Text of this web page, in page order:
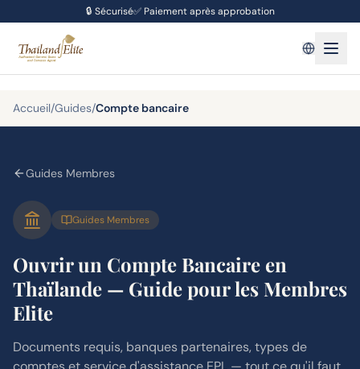
🔒 Sécurisé✅ Paiement après approbation
Accueil/Guides/Compte bancaire
Guides Membres
Guides Membres
Ouvrir un Compte Bancaire en
Thaïlande — Guide pour les Membres
Elite
Documents requis, banques partenaires, types de